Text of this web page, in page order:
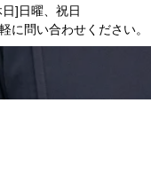
日]日曜、祝日
に問い合わせください。